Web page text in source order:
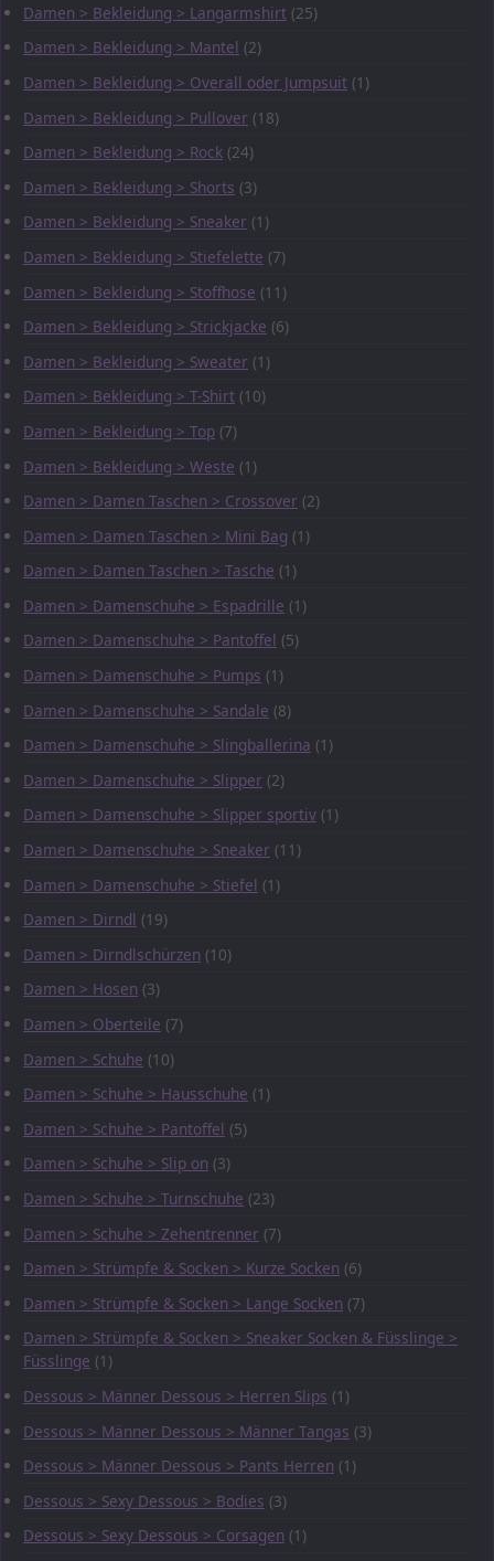
Damen > Bekleidung > Langarmshirt (25)
Damen > Bekleidung > Mantel (2)
Damen > Bekleidung > Overall oder Jumpsuit (1)
Damen > Bekleidung > Pullover (18)
Damen > Bekleidung > Rock (24)
Damen > Bekleidung > Shorts (3)
Damen > Bekleidung > Sneaker (1)
Damen > Bekleidung > Stiefelette (7)
Damen > Bekleidung > Stoffhose (11)
Damen > Bekleidung > Strickjacke (6)
Damen > Bekleidung > Sweater (1)
Damen > Bekleidung > T-Shirt (10)
Damen > Bekleidung > Top (7)
Damen > Bekleidung > Weste (1)
Damen > Damen Taschen > Crossover (2)
Damen > Damen Taschen > Mini Bag (1)
Damen > Damen Taschen > Tasche (1)
Damen > Damenschuhe > Espadrille (1)
Damen > Damenschuhe > Pantoffel (5)
Damen > Damenschuhe > Pumps (1)
Damen > Damenschuhe > Sandale (8)
Damen > Damenschuhe > Slingballerina (1)
Damen > Damenschuhe > Slipper (2)
Damen > Damenschuhe > Slipper sportiv (1)
Damen > Damenschuhe > Sneaker (11)
Damen > Damenschuhe > Stiefel (1)
Damen > Dirndl (19)
Damen > Dirndlschürzen (10)
Damen > Hosen (3)
Damen > Oberteile (7)
Damen > Schuhe (10)
Damen > Schuhe > Hausschuhe (1)
Damen > Schuhe > Pantoffel (5)
Damen > Schuhe > Slip on (3)
Damen > Schuhe > Turnschuhe (23)
Damen > Schuhe > Zehentrenner (7)
Damen > Strümpfe & Socken > Kurze Socken (6)
Damen > Strümpfe & Socken > Lange Socken (7)
Damen > Strümpfe & Socken > Sneaker Socken & Füsslinge >
Füsslinge (1)
Dessous > Männer Dessous > Herren Slips (1)
Dessous > Männer Dessous > Männer Tangas (3)
Dessous > Männer Dessous > Pants Herren (1)
Dessous > Sexy Dessous > Bodies (3)
Dessous > Sexy Dessous > Corsagen (1)